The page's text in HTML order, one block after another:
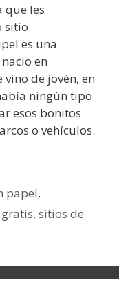
que les
sitio.
es una
en
de jovén, en
ningún tipo
esos bonitos
o vehículos.
papel,
, sitios de